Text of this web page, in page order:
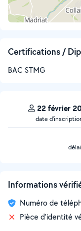
Certifications /
BAC STMG
22 février
date
Informations
Numéro de
Pièce d'identité